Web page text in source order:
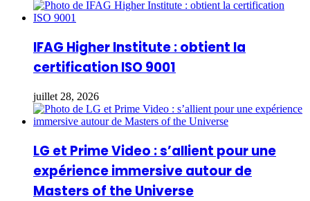
IFAG Higher Institute : obtient la
certification ISO 9001
juillet 28, 2026
LG et Prime Video : s’allient pour une
expérience immersive autour de
Masters of the Universe